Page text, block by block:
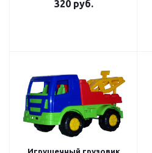
320руб.
Игрушечный грузовик